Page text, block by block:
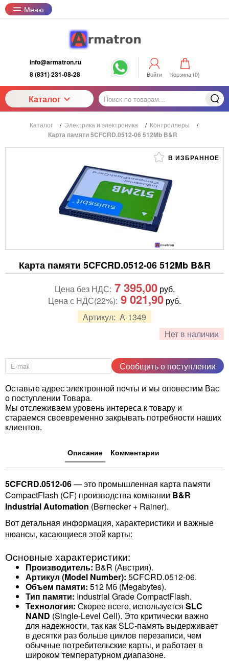
Меню
info@armatron.ru
8 (831) 231-08-28
Войти Корзина (0)
Каталог
Каталог / Электрика и электроника / Контроллеры /
Карта памяти 5CFCRD.0512-06 512Mb B&R
В ИЗБРАННОЕ
Карта памяти 5CFCRD.0512-06 512Mb B&R
Артикул: A-1349
Нет в наличии
Цена без НДС: 7 395,00руб.
Цена с НДС(22%): 9 021,90 руб.
Сообщить о поступлении
Оставьте адрес электронной почты и мы оповестим Вас
о поступлении Товара.
Мы отслеживаем уровень интереса к товару и
стараемся своевременно закрывать потребности наших
клиентов.
Описание Комментарии
5CFCRD.0512-06— это промышленная карта памяти
CompactFlash (CF) производства компании B&R
Industrial Automation (Bernecker + Rainer).
Вот детальная информация, характеристики и важные
нюансы, касающиеся этой карты:
Основные характеристики:
Производитель: B&R (Австрия).
Артикул (Model Number): 5CFCRD.0512-06.
Объем памяти: 512 Мб (Megabytes).
Тип памяти: Industrial Grade CompactFlash.
Технология: Скорее всего, используется SLC
NAND (Single-Level Cell). Это критически важно
для надежности, так как SLC-память выдерживает
в десятки раз больше циклов перезаписи, чем
обычные потребительские карты, и работает в
широком температурном диапазоне.